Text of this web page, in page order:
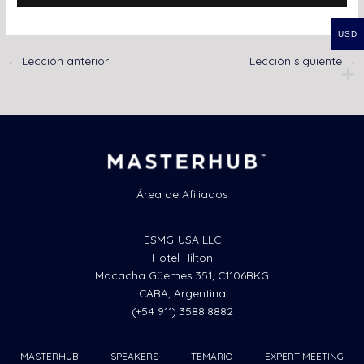
← Lección anterior Lección siguiente →
Área de Afiliados
ESMG-USA LLC
Hotel Hilton
Macacha Güemes 351, C1106BKG
CABA, Argentina
(+54 911) 3588.8882
MASTERHUB SPEAKERS TEMARIO EXPERT MEETING
USD